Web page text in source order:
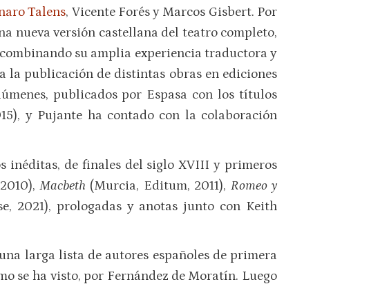
Talens, Vicente Forés y Marcos Gisbert. Por
nueva versión castellana del teatro completo,
su amplia experiencia traductora y
la publicación de distintas obras en ediciones
publicados por Espasa con los títulos
y Pujante ha contado con la colaboración
inéditas, de finales del siglo XVIII y primeros
Macbeth (Murcia, Editum, 2011), Romeo y
2021), prologadas y anotas junto con Keith
larga lista de autores españoles de primera
se ha visto, por Fernández de Moratín. Luego